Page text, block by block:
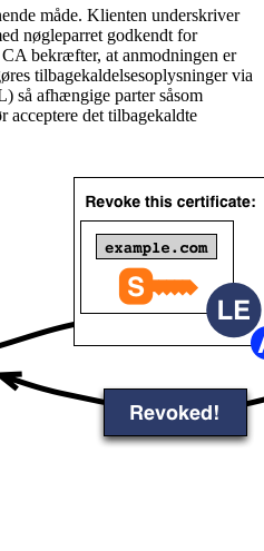
måde. Klienten underskriver
nøgleparret godkendt for
bekræfter, at anmodningen er
tilbagekaldelsesoplysninger via
så afhængige parter såsom
acceptere det tilbagekaldte